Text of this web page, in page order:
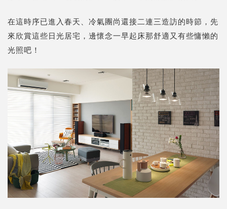
在這時序已進入春天、冷氣團尚還接二連三造訪的時節，先
來欣賞這些日光居宅，邊懷念一早起床那舒適又有些慵懶的
光照吧！